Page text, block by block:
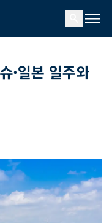
menu
·일본 일주와